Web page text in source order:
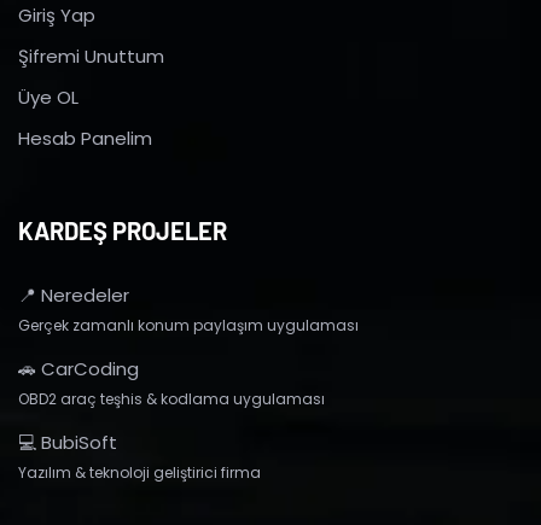
Giriş Yap
Şifremi Unuttum
Üye OL
Hesab Panelim
KARDEŞ PROJELER
📍 Neredeler
Gerçek zamanlı konum paylaşım uygulaması
🚗 CarCoding
OBD2 araç teşhis & kodlama uygulaması
💻 BubiSoft
Yazılım & teknoloji geliştirici firma